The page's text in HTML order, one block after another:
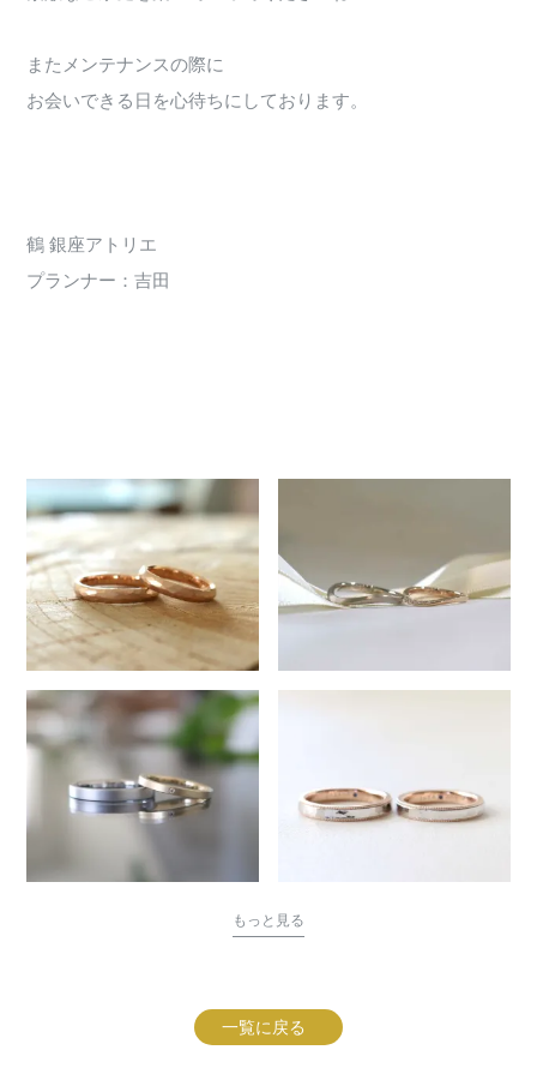
またメンテナンスの際に
お会いできる日を心待ちにしております。
鶴 銀座アトリエ
プランナー：吉田
もっと見る
一覧に戻る